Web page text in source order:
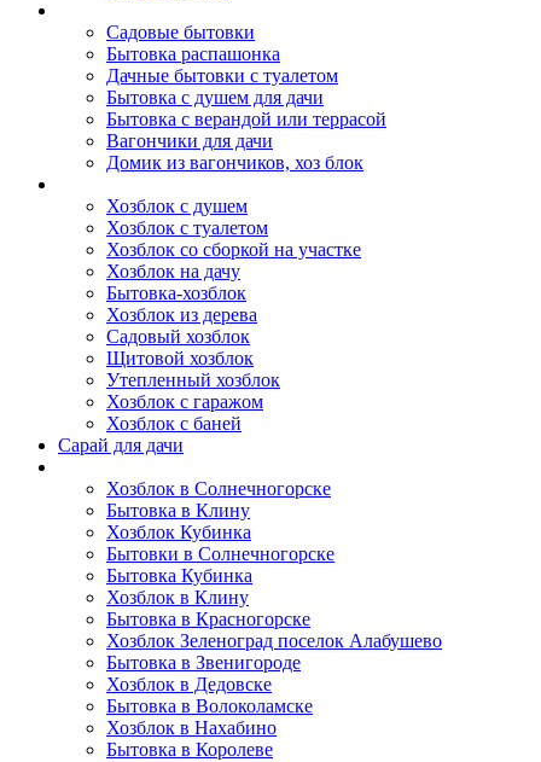
Садовые бытовки
Бытовка распашонка
Дачные бытовки с туалетом
Бытовка с душем для дачи
Бытовка с верандой или террасой
Вагончики для дачи
Домик из вагончиков, хоз блок
Хозблок с душем
Хозблок с туалетом
Хозблок со сборкой на участке
Хозблок на дачу
Бытовка-хозблок
Хозблок из дерева
Садовый хозблок
Щитовой хозблок
Утепленный хозблок
Хозблок с гаражом
Хозблок с баней
Сарай для дачи
Хозблок в Солнечногорске
Бытовка в Клину
Хозблок Кубинка
Бытовки в Солнечногорске
Бытовка Кубинка
Хозблок в Клину
Бытовка в Красногорске
Хозблок Зеленоград поселок Алабушево
Бытовка в Звенигороде
Хозблок в Дедовске
Бытовка в Волоколамске
Хозблок в Нахабино
Бытовка в Королеве